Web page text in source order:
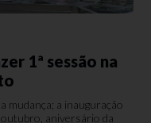
1ª sessão na
mudança; a inauguração
aniversário da